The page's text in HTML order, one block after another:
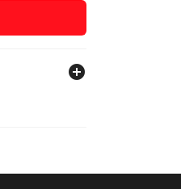
add_circle